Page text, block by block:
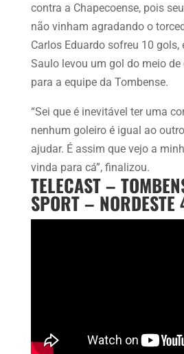
contra a Chapecoense, pois
não vinham agradando o
Carlos Eduardo sofreu 10 gols,
Saulo levou um gol do meio de
para a equipe da Tombense.
“Sei que é inevitável ter uma
nenhum goleiro é igual ao
ajudar. É assim que vejo a
vinda para cá”, finalizou.
TELECAST –
SPORT – NORDESTE